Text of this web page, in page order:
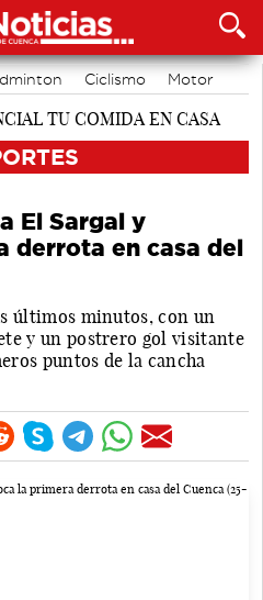
Ciclismo
Motor
El Sargal y
derrota en casa del
últimos minutos, con un
y un postrero gol visitante
puntos de la cancha